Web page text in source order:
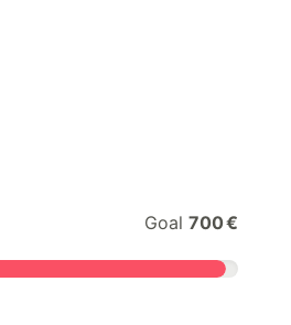
Goal 700 €